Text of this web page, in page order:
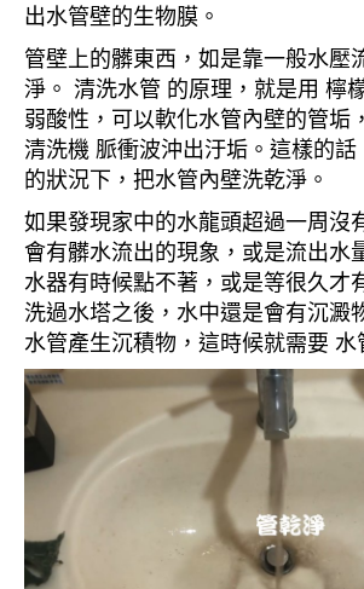
出水管壁的生物膜。
管壁上的髒東西，如是靠一般水壓
淨。 清洗水管 的原理，就是用 檸
弱酸性，可以軟化水管內壁的管垢
清洗機 脈衝波沖出汙垢。這樣的
的狀況下，把水管內壁洗乾淨。
如果發現家中的水龍頭超過一周沒
會有髒水流出的現象，或是流出水
水器有時候點不著，或是等很久才
洗過水塔之後，水中還是會有沉澱
水管產生沉積物，這時候就需要 水